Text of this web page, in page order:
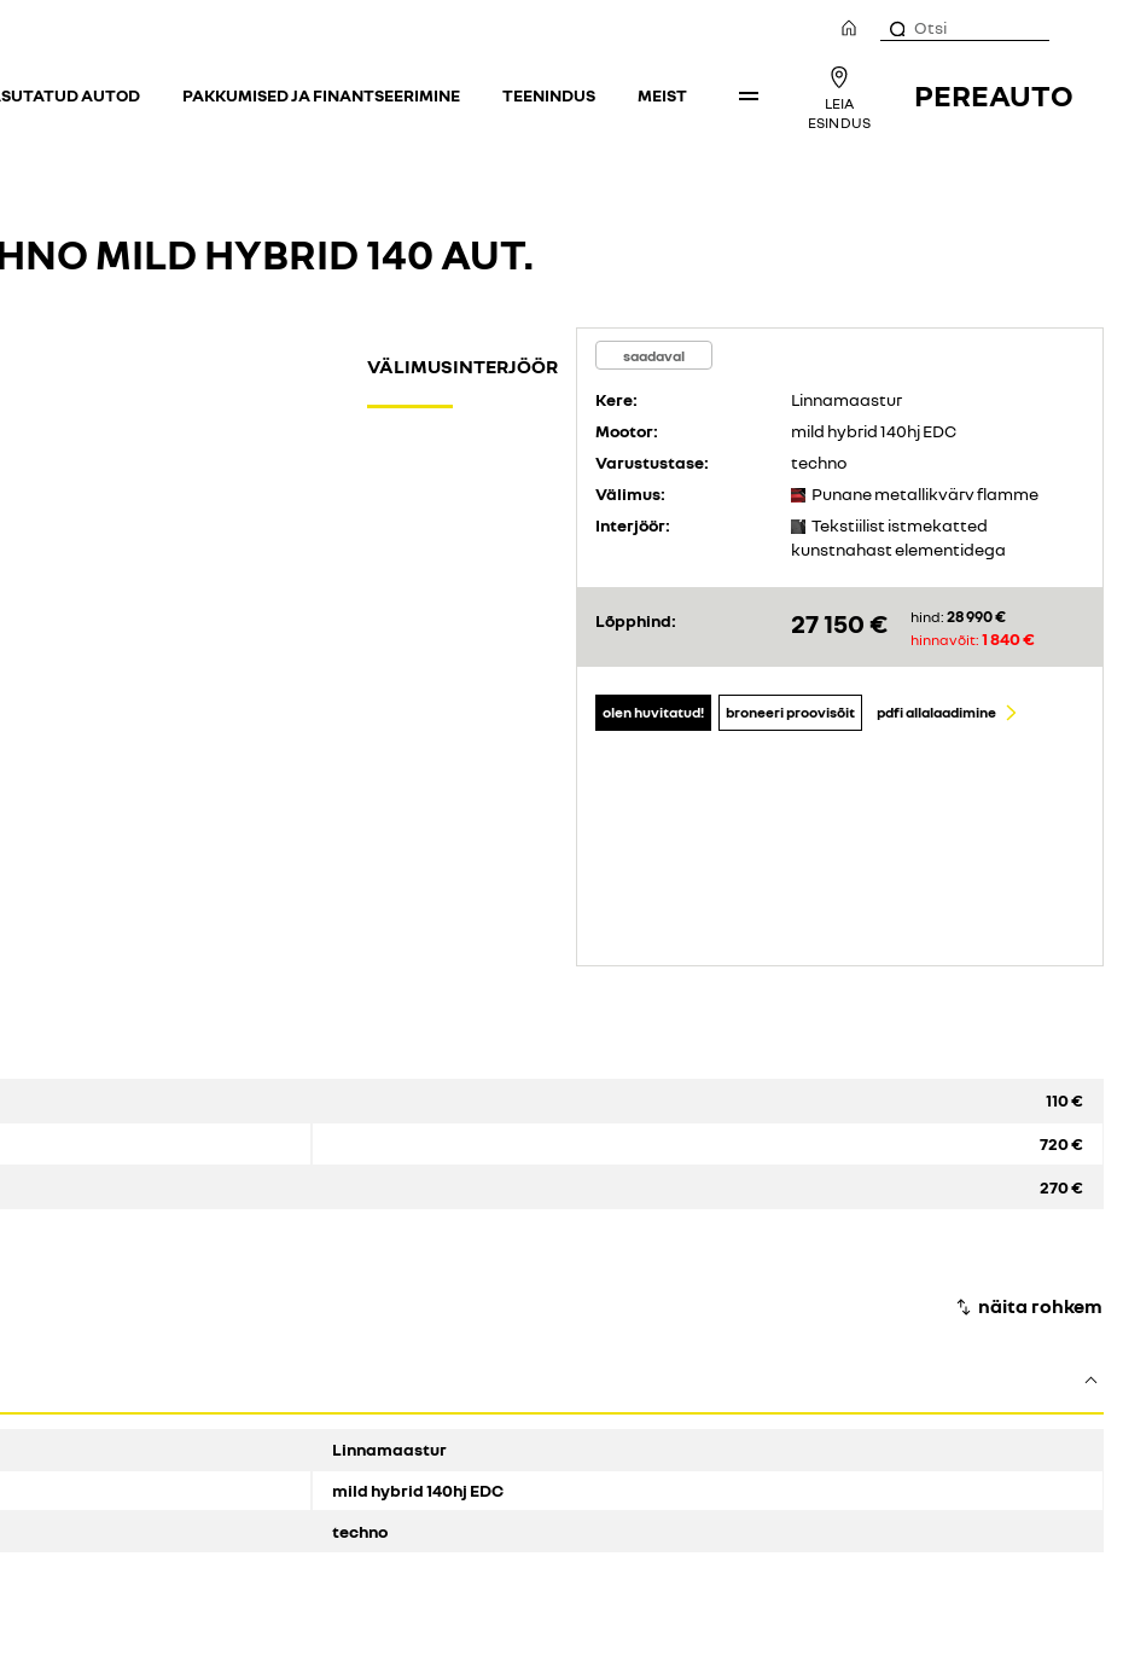
LEIA
ESINDUS
PEREAUTO
AUTOD PAKKUMISED JA FINANTSEERIMINE TEENINDUS MEIST
MILD HYBRID 140 AUT.
VÄLIMUSINTERJÖÖR saadaval
Kere:
Linnamaastur
Mootor:
mild hybrid 140hj EDC
Varustustase:
techno
Välimus:
Punane metallikvärv flamme
Interjöör:
Tekstiilist istmekatted
kunstnahast elementidega
Lõpphind: 27 150 € hind: 28 990 €
hinnavõit: 1 840 €
olen huvitatud! broneeri proovisõit pdfi allalaadimine
110 €
720 €
270 €
Linnamaastur
mild hybrid 140hj EDC
techno